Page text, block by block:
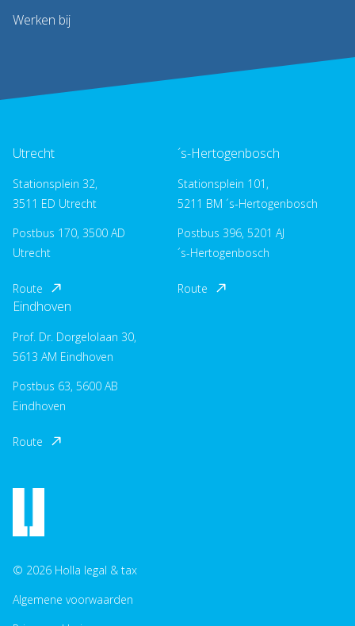
Werken bij
Utrecht
Stationsplein 32,
3511 ED Utrecht
Postbus 170, 3500 AD
Utrecht
Route
´s-Hertogenbosch
Stationsplein 101,
5211 BM ´s-Hertogenbosch
Postbus 396, 5201 AJ
´s-Hertogenbosch
Route
Eindhoven
Prof. Dr. Dorgelolaan 30,
5613 AM Eindhoven
Postbus 63, 5600 AB
Eindhoven
Route
© 2026 Holla legal & tax
Algemene voorwaarden